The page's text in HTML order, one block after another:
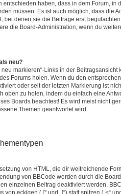
entschieden haben, dass in dem Forum, in
müssen. Es ist auch möglich, dass die
bei denen sie die Beiträge erst
die Board-Administration, wenn du
neu?
markieren“-Links in der
Forums holen. Wenn du den
oder seit der letzten Markierung ist
oben zu holen, indem du einfach eine
Boards beachtest! Es wird meist nicht
Themen geantwortet wird.
von HTML, die dir weitreichende
von BBCode werden durch die
einzelnen Beitrag deaktiviert werden.
eckigen („[“ und „]“) statt spitzen („<“